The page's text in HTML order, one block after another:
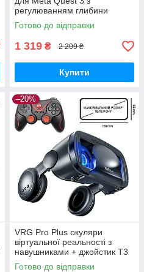
регулюванням глибини
(зручна для окулярів)
Готово до відправки
1 319 ₴ 2 209 ₴
Купити
–20%
VRG Pro Plus окуляри
віртуальної реальності з
навушниками + джойстик T3
Готово до відправки